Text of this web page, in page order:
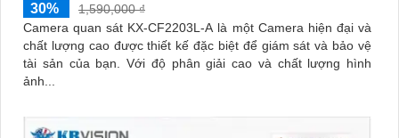
30%
1,590,000 ₫
Camera quan sát KX-CF2203L-A là một Camera hiện đại và
chất lượng cao được thiết kế đặc biệt để giám sát và bảo vệ
tài sản của bạn. Với độ phân giải cao và chất lượng hình
ảnh...